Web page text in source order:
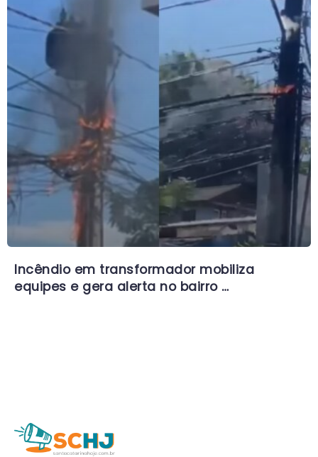
Incêndio em transformador mobiliza
equipes e gera alerta no bairro …